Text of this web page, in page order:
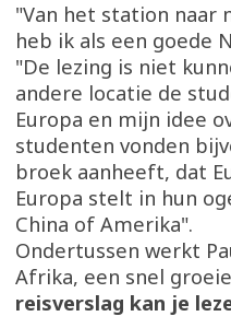
"Van het station naar
heb ik als een goede
"De lezing is niet
andere locatie de
Europa en mijn idee
studenten vonden
broek aanheeft, dat
Europa stelt in hun
China of Amerika".
Ondertussen werkt
Afrika, een snel
reisverslag kan je